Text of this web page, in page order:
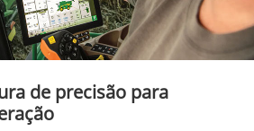
de precisão para